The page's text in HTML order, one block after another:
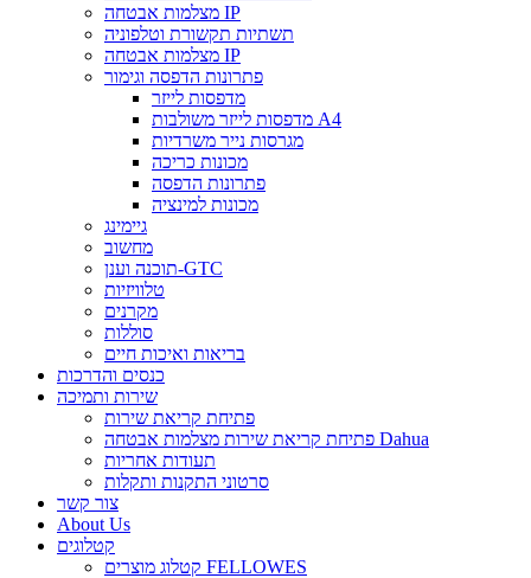
מצלמות אבטחה IP
תשתיות תקשורת וטלפוניה
מצלמות אבטחה IP
פתרונות הדפסה וגימור
מדפסות לייזר
מדפסות לייזר משולבות A4
מגרסות נייר משרדיות
מכונות כריכה
פתרונות הדפסה
מכונות למינציה
גיימינג
מחשוב
תוכנה וענן-GTC
טלוויזיות
מקרנים
סוללות
בריאות ואיכות חיים
כנסים והדרכות
שירות ותמיכה
פתיחת קריאת שירות
פתיחת קריאת שירות מצלמות אבטחה Dahua
תעודות אחריות
סרטוני התקנות ותקלות
צור קשר
About Us
קטלוגים
קטלוג מוצרים FELLOWES